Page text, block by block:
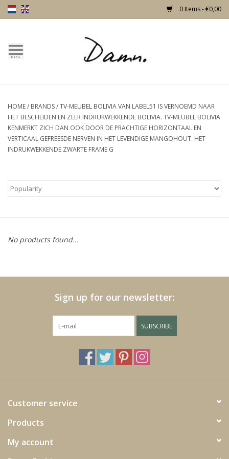
0 Items - €0,00
Home
New!
Skulls
Furniture
Dress
Garden furniture and deco
HOME/ BRANDS/TV-MEUBEL BOLIVIA VAN LABEL51 IS VERNOEMD NAAR
HET BESCHEIDEN EN ZEER INDRUKWEKKENDE BOLIVIA. TV-MEUBEL BOLIVIA
KENMERKT ZICH DAN OOK DOOR DE PRACHTIGE HORIZONTAAL EN
VERTICAAL GEFREESDE NERVEN IN HET LEVENDIGE MANGOHOUT. HET
INDRUKWEKKENDE ZWARTE FRAME G
No products found...
Sign up for our newsletter:
SUBSCRIBE
Customer service
Products
My account